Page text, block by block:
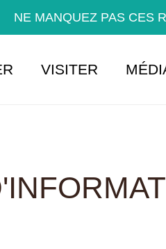
NE MANQUEZ PAS CES
VISITER